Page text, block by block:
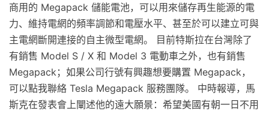
商用的 Megapack 儲能電池，可以用來儲存再生能源的電
力、維持電網的頻率調節和電壓水平、甚至於可以建立可與
主電網斷開連接的自主微型電網。 目前特斯拉在台灣除了
有銷售 Model S / X 和 Model 3 電動車之外，也有銷售
Megapack；如果公司行號有興趣想要購置 Megapack，
可以點我聯絡 Tesla Megapack 服務團隊。 中時報導，馬
斯克在發表會上闡述他的遠大願景：希望美國有朝一日不用